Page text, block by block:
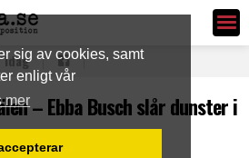
sig av cookies, samt
enligt vår
mer
Ledarsidorna.se
– Ebba Busch slår dunster i